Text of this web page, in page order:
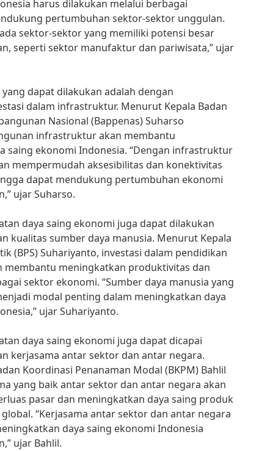
harus dilakukan melalui berbagai
pertumbuhan sektor-sektor unggulan.
sektor-sektor yang memiliki potensi besar
seperti sektor manufaktur dan pariwisata,” ujar
dapat dilakukan adalah dengan
dalam infrastruktur. Menurut Kepala Badan
Nasional (Bappenas) Suharso
infrastruktur akan membantu
saing ekonomi Indonesia. “Dengan infrastruktur
mempermudah aksesibilitas dan konektivitas
dapat mendukung pertumbuhan ekonomi
ujar Suharso.
daya saing ekonomi juga dapat dilakukan
kualitas sumber daya manusia. Menurut Kepala
(BPS) Suhariyanto, investasi dalam pendidikan
membantu meningkatkan produktivitas dan
sektor ekonomi. “Sumber daya manusia yang
modal penting dalam meningkatkan daya
ujar Suhariyanto.
daya saing ekonomi juga dapat dicapai
kerjasama antar sektor dan antar negara.
Koordinasi Penanaman Modal (BKPM) Bahlil
yang baik antar sektor dan antar negara akan
pasar dan meningkatkan daya saing produk
“Kerjasama antar sektor dan antar negara
daya saing ekonomi Indonesia
ujar Bahlil.